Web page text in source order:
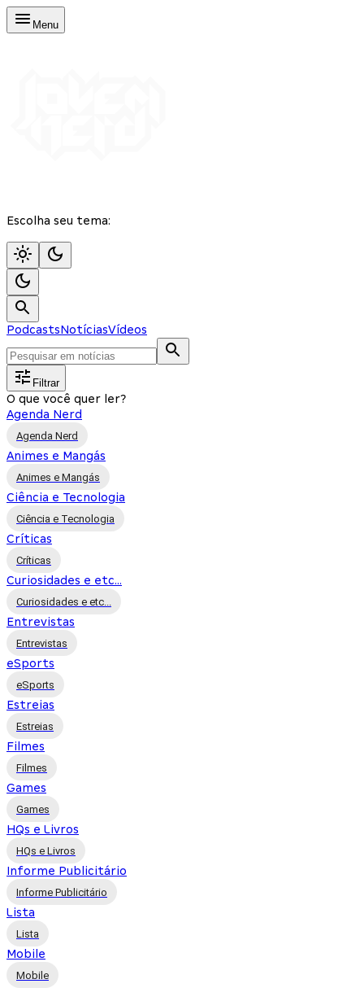
Menu
Escolha seu tema:
PodcastsNotíciasVídeos
Filtrar
O que você quer ler?
Agenda Nerd
Agenda Nerd
Animes e Mangás
Animes e Mangás
Ciência e Tecnologia
Ciência e Tecnologia
Críticas
Críticas
Curiosidades e etc...
Curiosidades e etc...
Entrevistas
Entrevistas
eSports
eSports
Estreias
Estreias
Filmes
Filmes
Games
Games
HQs e Livros
HQs e Livros
Informe Publicitário
Informe Publicitário
Lista
Lista
Mobile
Mobile